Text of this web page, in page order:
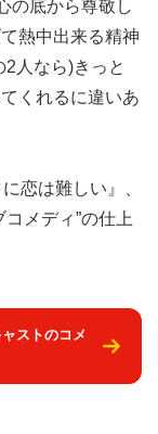
の底から尊敬し
熱中出来る精神
人なら)きっと
くれるに違いあ
恋は難しい』、
メディ”の仕上
ストのコメ